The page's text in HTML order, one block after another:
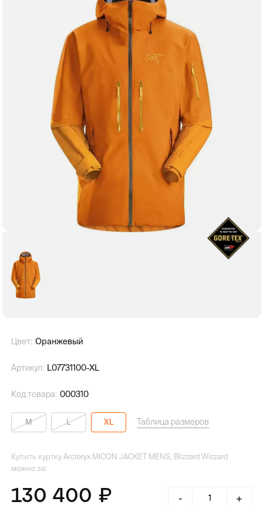
Цвет: Оранжевый
Артикул: L07731100-XL
Код товара: 000310
M L XL Таблица размеров
Купить куртку Arcteryx MICON JACKET MENS, Blizzard Wizzard
можно за:
130 400 - +